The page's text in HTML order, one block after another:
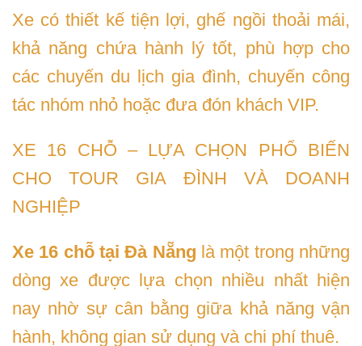
Xe có thiết kế tiện lợi, ghế ngồi thoải mái,
khả năng chứa hành lý tốt, phù hợp cho
các chuyến du lịch gia đình, chuyến công
tác nhóm nhỏ hoặc đưa đón khách VIP.
XE 16 CHỖ – LỰA CHỌN PHỔ BIẾN
CHO TOUR GIA ĐÌNH VÀ DOANH
NGHIỆP
Xe 16 chỗ tại Đà Nẵng là một trong những
dòng xe được lựa chọn nhiều nhất hiện
nay nhờ sự cân bằng giữa khả năng vận
hành, không gian sử dụng và chi phí thuê.